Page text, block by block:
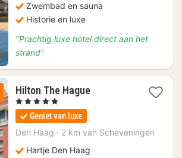
Zwembad en sauna
Historie en luxe
"Prachtig luxe hotel direct aan het
strand"
Hilton The Hague1
159
, 5 Sterren
Geniet van luxe
Den Haag · 2 km van Scheveningen
Hartje Den Haag